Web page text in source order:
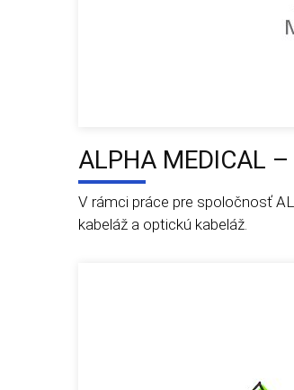
ALPHA MEDICAL
V rámci práce pre spoločnosť
kabeláž a optickú kabeláž.